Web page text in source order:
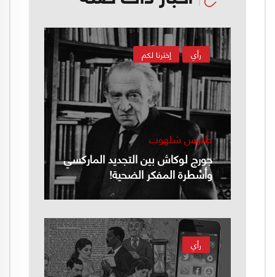
إخترنا لكم رأي
طنوس شلهوب
جورج لوكاش بين التجديد الماركسي
وأسْطرة المفكر الضحية!
رأي